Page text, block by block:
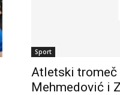
Sport
Atletski tromeč
Mehmedović i